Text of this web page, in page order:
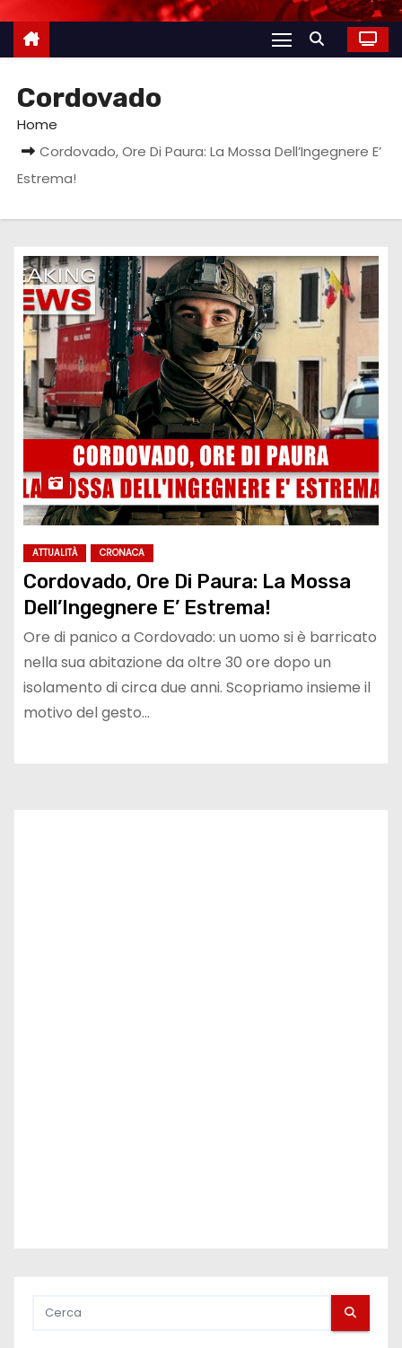
Cordovado
Home
Cordovado, Ore Di Paura: La Mossa Dell’Ingegnere E’
Estrema!
ATTUALITÀ CRONACA
Cordovado, Ore Di Paura: La Mossa
Dell’Ingegnere E’ Estrema!
Ore di panico a Cordovado: un uomo si è barricato
nella sua abitazione da oltre 30 ore dopo un
isolamento di circa due anni. Scopriamo insieme il
motivo del gesto…